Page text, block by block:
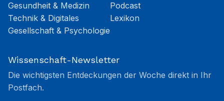
Gesundheit & Medizin
Technik & Digitales
Gesellschaft & Psychologie
Podcast
Lexikon
Wissenschaft-Newsletter
Die wichtigsten Entdeckungen der Woche direkt in Ihr
Postfach.